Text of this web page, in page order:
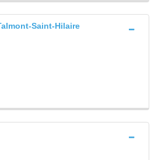
Saint-Hilaire